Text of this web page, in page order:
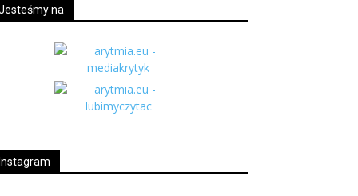
na